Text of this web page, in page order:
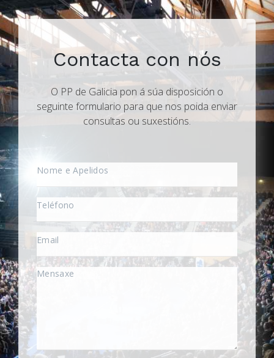
Contacta con nós
O PP de Galicia pon á súa disposición o
seguinte formulario para que nos poida enviar
consultas ou suxestións.